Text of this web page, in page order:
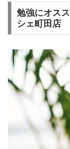
勉強にオス
シェ町田店